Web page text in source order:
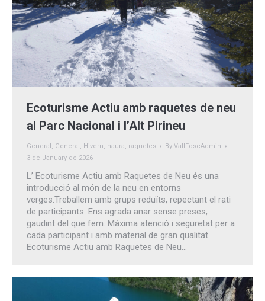
Ecoturisme Actiu amb raquetes de neu
al Parc Nacional i l’Alt Pirineu
General , General , Hivern, naura, raquetes By VallFoscAdmin
3 de January de 2026
L’ Ecoturisme Actiu amb Raquetes de Neu és una
introducció al món de la neu en entorns
verges.Treballem amb grups reduïts, repectant el rati
de participants. Ens agrada anar sense preses,
gaudint del que fem. Màxima atenció i seguretat per a
cada participant i amb material de gran qualitat.
Ecoturisme Actiu amb Raquetes de Neu…